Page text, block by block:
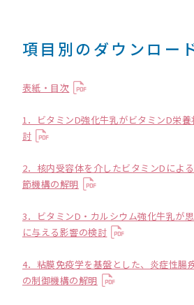
項目別のダウンロー
表紙・目次
1．ビタミンD強化牛乳がビタミンD栄
討
2．核内受容体を介したビタミンDによ
節機構の解明
3．ビタミンD・カルシウム強化牛乳が
に与える影響の検討
4．粘膜免疫学を基盤とした、炎症性腸
の制御機構の解明